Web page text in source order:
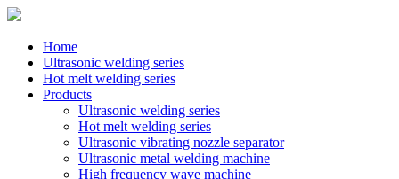
Home
Ultrasonic welding series
Hot melt welding series
Products
Ultrasonic welding series
Hot melt welding series
Ultrasonic vibrating nozzle separator
Ultrasonic metal welding machine
High frequency wave machine